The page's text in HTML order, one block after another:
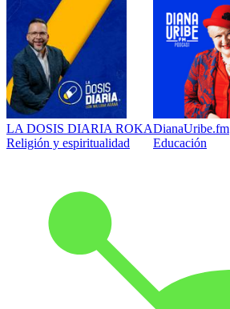
LA DOSIS DIARIA ROKA
Religión y espiritualidad
DianaUribe.fm
Educación